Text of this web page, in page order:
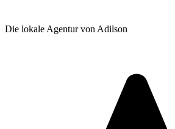
Die lokale Agentur von Adilson